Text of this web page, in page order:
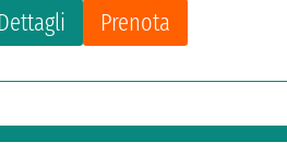
Dettagli Prenota